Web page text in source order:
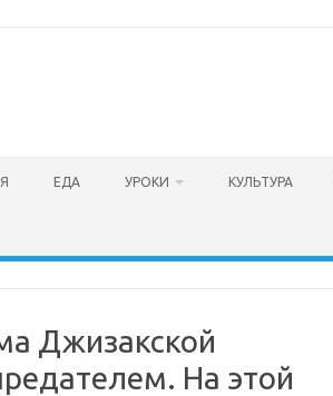
ЕДА УРОКИ КУЛЬТУРА
Джизакской
На этой